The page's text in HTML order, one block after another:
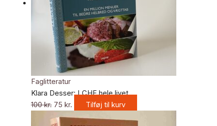
Faglitteratur
Klara Desser: LCHF hele livet
100kr. 75 kr. Tilføj til kurv